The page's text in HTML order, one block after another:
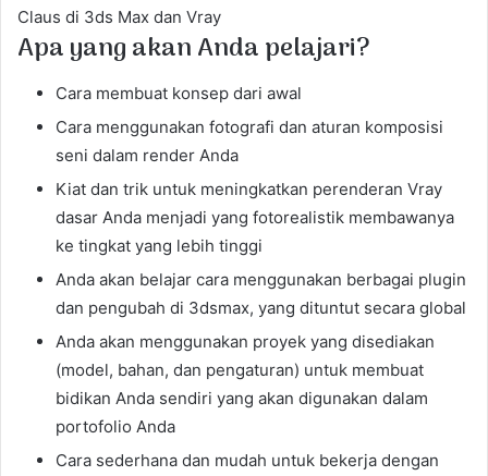
Claus di 3ds Max dan Vray
Apa yang akan Anda pelajari?
Cara membuat konsep dari awal
Cara menggunakan fotografi dan aturan komposisi
seni dalam render Anda
Kiat dan trik untuk meningkatkan perenderan Vray
dasar Anda menjadi yang fotorealistik membawanya
ke tingkat yang lebih tinggi
Anda akan belajar cara menggunakan berbagai plugin
dan pengubah di 3dsmax, yang dituntut secara global
Anda akan menggunakan proyek yang disediakan
(model, bahan, dan pengaturan) untuk membuat
bidikan Anda sendiri yang akan digunakan dalam
portofolio Anda
Cara sederhana dan mudah untuk bekerja dengan